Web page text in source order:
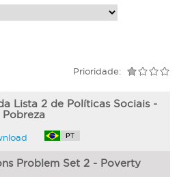
Prioridade:
Lista 2 de Políticas Sociais -
Pobreza
Problem Set 2 - Poverty